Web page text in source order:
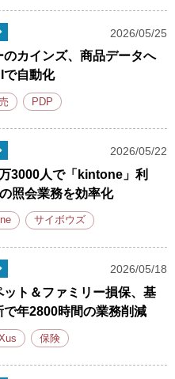
2026/05/25
カインズ、商品データへ
で自動化
PDP
2026/05/22
3000人で「kintone」利
照会業務を効率化
サイボウズ
2026/05/18
ト＆ファミリー損保、基
年2800時間の業務削減
保険